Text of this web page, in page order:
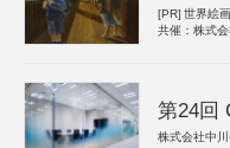
[PR] 世界絵
共催：株式
第24回
株式会社中